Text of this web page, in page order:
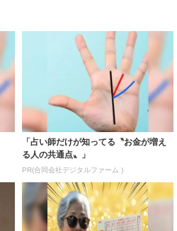
「占い師だけが知ってる〝お金が増え
る人の共通点〟」
PR(合同会社デジタルファーム )